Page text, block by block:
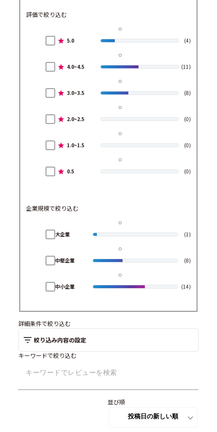
評価で絞り込む
5.0 (4)
4.0~4.5 (11)
3.0~3.5 (8)
2.0~2.5 (0)
1.0~1.5 (0)
0.5 (0)
企業規模で絞り込む
大企業 (1)
中堅企業 (8)
中小企業 (14)
詳細条件で絞り込む
絞り込み内容の設定
キーワードで絞り込む
並び順